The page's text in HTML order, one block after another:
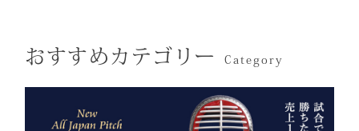
ばれた、 純日本製の誇り
生地には、埼玉・武州の老
った瞬間、
「何だ、あれは？」と視線
おすすめカテゴリー Category